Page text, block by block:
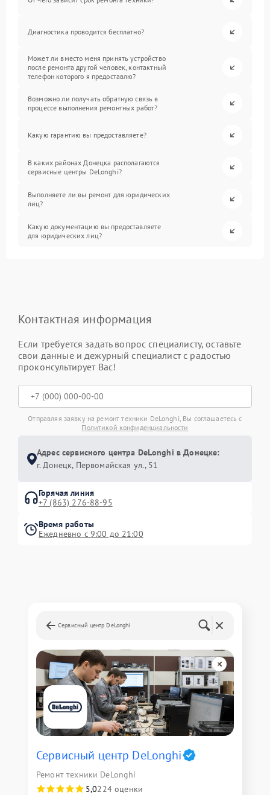
Диагностика проводится бесплатно?
Может ли вместо меня принять устройство
после ремонта другой человек, контактный
телефон которого я предоставлю?
Возможно ли получать обратную связь в
процессе выполнения ремонтных работ?
Какую гарантию вы предоставляете?
В каких районах Донецка располагаются
сервисные центры DeLonghi?
Выполняете ли вы ремонт для юридических
лиц?
Какую документацию вы предоставляете
для юридических лиц?
Контактная информация
Если требуется задать вопрос специалисту, оставьте
свои данные и дежурный специалист с радостью
проконсультирует Вас!
Отправляя заявку на ремонт техники DeLonghi, Вы соглашаетесь с
Политикой конфиденциальности
Адрес сервисного центра DeLonghi в Донецке:
г. Донецк, Первомайская ул., 51
Горячая линия
+7 (863) 276-88-95
Время работы
Ежедневно с 9:00 до 21:00
Сервисный центр DeLonghi
Сервисный центр DeLonghi
Ремонт техники DeLonghi
5,0224 оценки